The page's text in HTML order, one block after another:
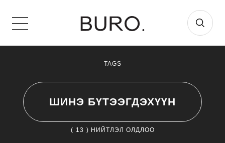
TAGS
ШИНЭ БҮТЭЭГДЭХҮҮН
( 13 ) НИЙТЛЭЛ ОЛДЛОО